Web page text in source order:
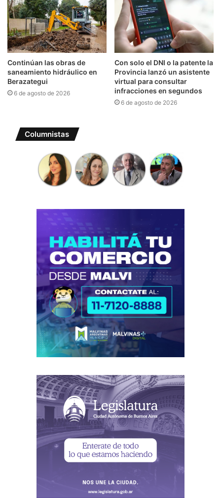
Continúan las obras de
saneamiento hidráulico en
Berazategui
6 de agosto de 2026
Con solo el DNI o la patente la
Provincia lanzó un asistente
virtual para consultar
infracciones en segundos
6 de agosto de 2026
Columnistas